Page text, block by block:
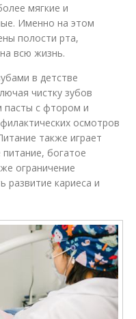
мягкие и
Именно на этом
полости рта,
всю жизнь.
в детстве
чистку зубов
пасты с фтором и
осмотров
также играет
богатое
ограничение
развитие кариеса и